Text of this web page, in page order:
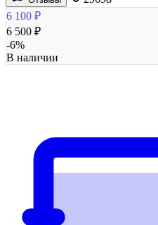
6 100 ₽
6 500 ₽
-6%
В наличии